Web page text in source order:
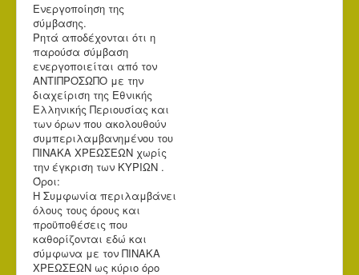
Ενεργοποίηση της
σύμβασης.
Ρητά αποδέχονται ότι η
παρούσα σύμβαση
ενεργοποιείται από τον
ΑΝΤΙΠΡΟΣΩΠΟ με την
διαχείριση της Εθνικής
Ελληνικής Περιουσίας και
των όρων που ακολουθούν
συμπεριλαμβανημένου του
ΠΙΝΑΚΑ ΧΡΕΩΣΕΩΝ χωρίς
την έγκριση των ΚΥΡΙΩΝ .
Όροι:
Η Συμφωνία περιλαμβάνει
όλους τους όρους και
προϋποθέσεις που
καθορίζονται εδώ και
σύμφωνα με τον ΠΙΝΑΚΑ
ΧΡΕΩΣΕΩΝ ως κύριο όρο